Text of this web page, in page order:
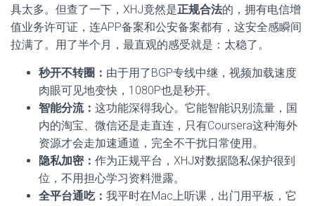
具太多。但查了一下，XHJ竟然是正规合法的，拥有电信增
值业务许可证，连APP备案和公安备案都有，这安全感瞬间
拉满了。用了半个月，最直观的感受就是：太稳了。
秒开不转圈： 由于用了BGP专线中继，视频加载速度
肉眼可见地变快，1080P也是秒开。
智能分流： 这功能深得我心。它能智能识别流量，国
内的淘宝、微信还是走直连，只有Coursera这种海外
资源才会走加速通道，完全不干扰日常使用。
隐私加密： 作为正规平台，XHJ对数据隐私保护很到
位，不用担心学习资料泄露。
全平台通吃： 我平时在Mac上听课，出门用平板，它